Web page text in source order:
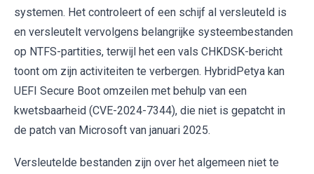
systemen. Het controleert of een schijf al versleuteld is
en versleutelt vervolgens belangrijke systeembestanden
op NTFS-partities, terwijl het een vals CHKDSK-bericht
toont om zijn activiteiten te verbergen. HybridPetya kan
UEFI Secure Boot omzeilen met behulp van een
kwetsbaarheid (CVE-2024-7344), die niet is gepatcht in
de patch van Microsoft van januari 2025.
Versleutelde bestanden zijn over het algemeen niet te